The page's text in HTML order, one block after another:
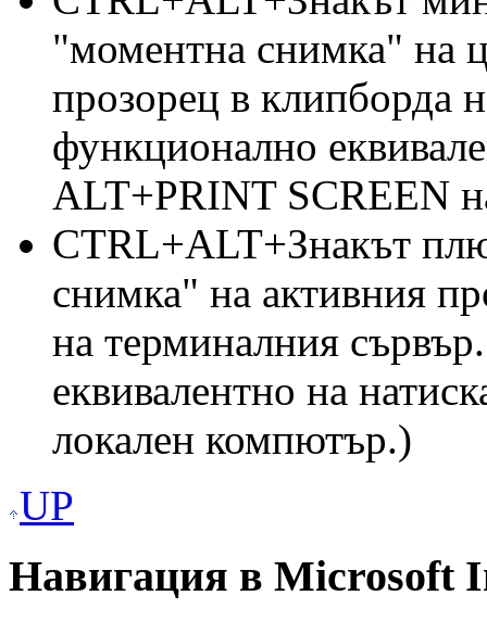
"моментна снимка" на
прозорец в клипборда
функционално
ALT+PRINT SCREEN
CTRL+ALT+Знакът
снимка" на активния
на терминалния
еквивалентно на
локален компютър.)
UP
Навигация в Microsoft